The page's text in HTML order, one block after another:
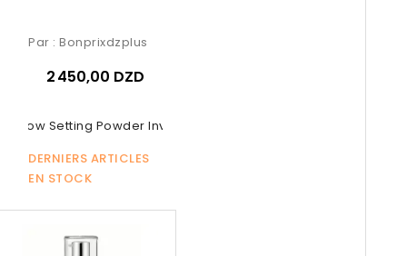
Glow Setting Powder Invisible –...
DERNIERS ARTICLES
EN STOCK
Par : Bonprixdzplus
2 450,00 DZD